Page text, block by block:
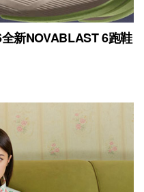
新NOVABLAST 6跑鞋